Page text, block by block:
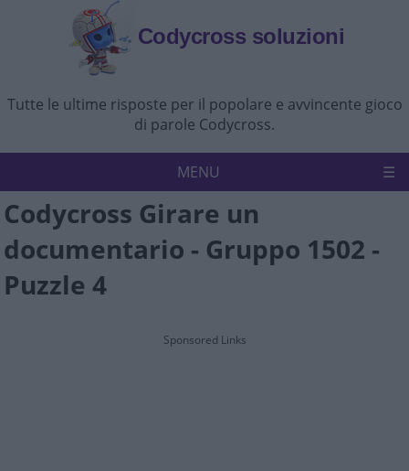
Codycross soluzioni
Tutte le ultime risposte per il popolare e avvincente gioco
di parole Codycross.
MENU
Codycross Politica sulla riservatezza
Disconoscimento Contattaci
Codycross Girare un
documentario - Gruppo 1502 -
Puzzle 4
Sponsored Links